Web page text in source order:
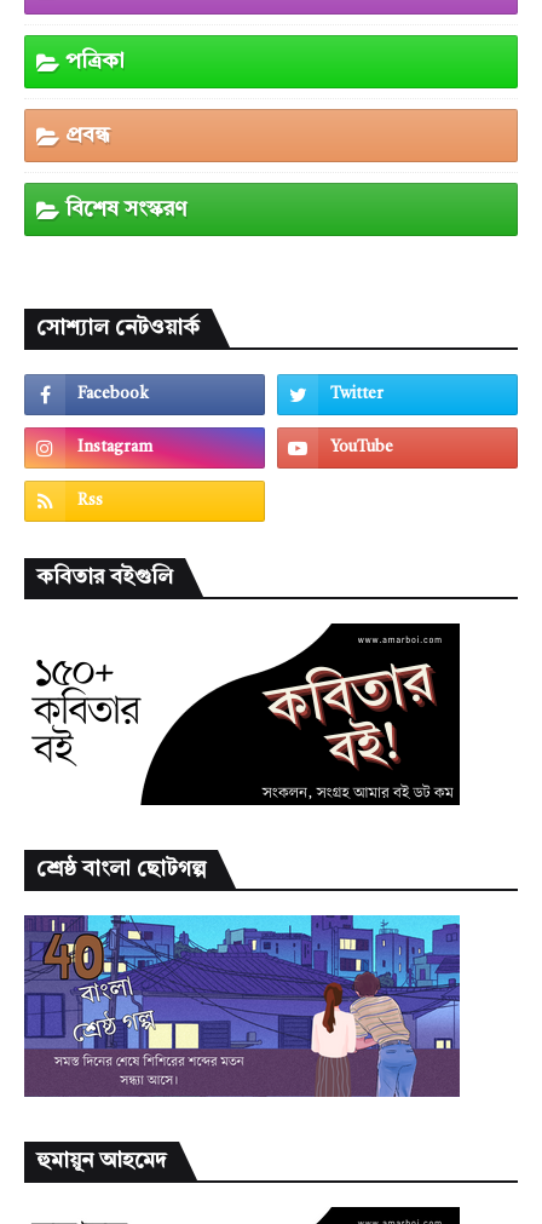
পত্রিকা
প্রবন্ধ
বিশেষ সংস্করণ
সোশ্যাল নেটওয়ার্ক
কবিতার বইগুলি
শ্রেষ্ঠ বাংলা ছোটগল্প
হুমায়ূন আহমেদ